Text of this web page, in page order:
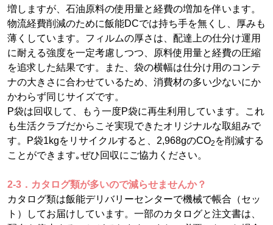
増しますが、石油原料の使用量と経費の増加を伴います。
物流経費削減のために飯能DCでは持ち手を無くし、厚みも
薄くしています。フィルムの厚さは、配達上の仕分け運用
に耐える強度を一定考慮しつつ、原料使用量と経費の圧縮
を追求した結果です。また、袋の横幅は仕分け用のコンテ
ナの大きさに合わせているため、消費材の多い少ないにか
かわらず同じサイズです。
P袋は回収して、もう一度P袋に再生利用しています。これ
も生活クラブだからこそ実現できたオリジナルな取組みで
す。P袋1kgをリサイクルすると、2,968gのCO2 を削減する
ことができます｡ぜひ回収にご協力ください。
2-3．カタログ類が多いので減らせませんか？
カタログ類は飯能デリバリーセンターで機械で帳合（セッ
ト）してお届けしています。一部のカタログと注文書は、